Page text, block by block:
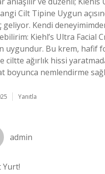
Cilt Tipine Uygun
geliyor. Kendi
Kiehl’s Ultra Facial
uygundur. Bu krem, hafif
ciltte ağırlık hissi
boyunca nemlendirme
Yanıtla
admin
Yurt!